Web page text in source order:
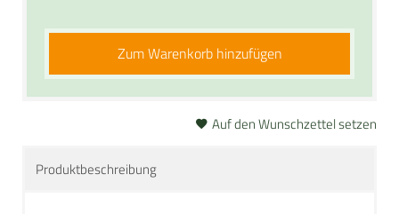
Zum Warenkorb hinzufügen
Auf den Wunschzettel setzen
Produktbeschreibung